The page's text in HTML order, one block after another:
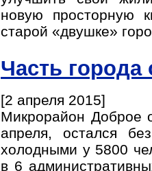
новую просторную
старой «двушке»
Часть города
[2 апреля 2015]
Микрорайон Доброе
апреля, остался
холодными у 5800
в 6